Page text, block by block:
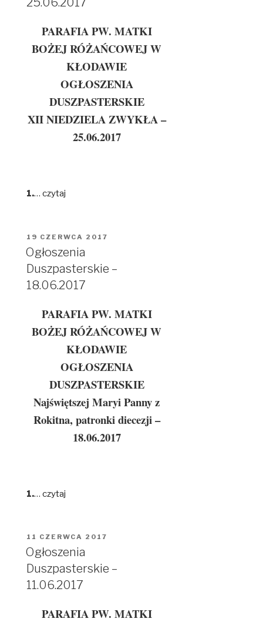
PARAFIA PW. MATKI
BOŻEJ RÓŻAŃCOWEJ W
KŁODAWIE
OGŁOSZENIA
DUSZPASTERSKIE
XII NIEDZIELA ZWYKŁA –
25.06.2017
1.… czytaj
OPUBLIKOWANE
W
19 CZERWCA 2017
Ogłoszenia
Duszpasterskie –
18.06.2017
PARAFIA PW. MATKI
BOŻEJ RÓŻAŃCOWEJ W
KŁODAWIE
OGŁOSZENIA
DUSZPASTERSKIE
Najświętszej Maryi Panny z
Rokitna, patronki diecezji –
18.06.2017
1.… czytaj
OPUBLIKOWANE
W
11 CZERWCA 2017
Ogłoszenia
Duszpasterskie –
11.06.2017
PARAFIA PW. MATKI